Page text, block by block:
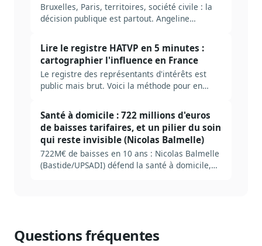
Bruxelles, Paris, territoires, société civile : la
décision publique est partout. Angeline
l'influence durable repose sur la méthode et la
robustesse des arguments, pas sur le réseau.
Lire le registre HATVP en 5 minutes :
cartographier l'influence en France
Le registre des représentants d'intérêts est
public mais brut. Voici la méthode pour en
un dossier.
Santé à domicile : 722 millions d'euros
de baisses tarifaires, et un pilier du soin
qui reste invisible (Nicolas Balmelle)
722M€ de baisses en 10 ans : Nicolas Balmelle
(Bastide/UPSADI) défend la santé à domicile,
Questions fréquentes